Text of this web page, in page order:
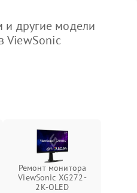
другие модели
ViewSonic
Ремонт монитора
ViewSonic XG272-
2K-OLED